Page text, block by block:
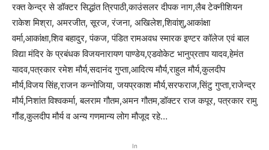
रक्त केन्द्र से डॉक्टर सिद्धांत त्रिपाठी,काउंसलर दीपक नाग,लैब टेक्नीशियन
राकेश मिश्रा, अमरजीत, सूरज, रंजना, अखिलेश,शिवांशु,आकांक्षा
वर्मा,आकांक्षा,शिव बहादुर, पंकज, पंडित रामअवध स्मारक इण्टर कॉलेज एवं बाल
विद्या मंदिर के प्रबंधक विजयनारायण पाण्डेय,एडवोकेट भानुप्रताप यादव,हेमंत
यादव,पत्रकार रमेश मौर्य,सदानंद गुप्ता,आदित्य मौर्य,राहुल मौर्य,कुलदीप
मौर्य,विजय सिंह,राजन कन्नोजिया, जयप्रकाश मौर्य,सरफराज,सिंटु गुप्ता,राजेन्द्र
मौर्य,निशांत विश्वकर्मा, बलराम गौतम,अमन गौतम,डॉक्टर राज कपूर, पत्रकार रामु
गौंड,कुलदीप मौर्य व अन्य गणमान्य लोग मौजूद रहे…
In